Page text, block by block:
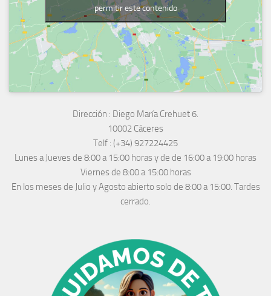
permitir este contenido
Dirección : Diego María Crehuet 6.
10002 Cáceres
Telf : (+34) 927224425
Lunes a Jueves de 8:00 a 15:00 horas y de de 16:00 a 19:00 horas
Viernes de 8:00 a 15:00 horas
En los meses de Julio y Agosto abierto solo de 8:00 a 15:00. Tardes
cerrado.